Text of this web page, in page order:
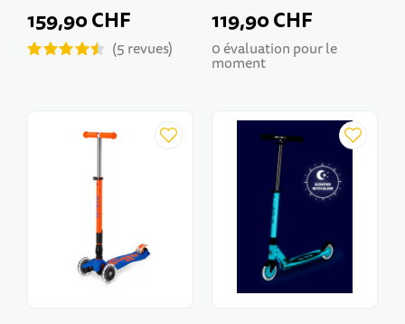
Rock & Go LED
159,90 CHF
5 revues
Foldable Orion LED
119,90 CHF
0 évaluation pour le
moment